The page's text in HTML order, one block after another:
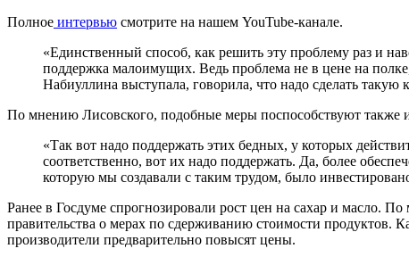
Полное интервью смотрите на нашем YouTube-канале.
«Единственный способ, как решить эту проблему раз и
поддержка малоимущих. Ведь проблема не в цене на
Набиуллина выступала, говорила, что надо сделать
По мнению Лисовского, подобные меры поспособствуют также
«Так вот надо поддержать этих бедных, у которых
соответственно, вот их надо поддержать. Да, более
которую мы создавали с таким трудом, было
Ранее в Госдуме спрогнозировали рост цен на сахар и масло.
правительства о мерах по сдерживанию стоимости продуктов.
производители предварительно повысят цены.